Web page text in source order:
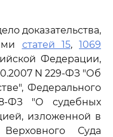
доказательства,
статей 15, 1069
Федерации,
N 229-ФЗ "Об
Федерального
ФЗ "О судебных
изложенной в
Суда